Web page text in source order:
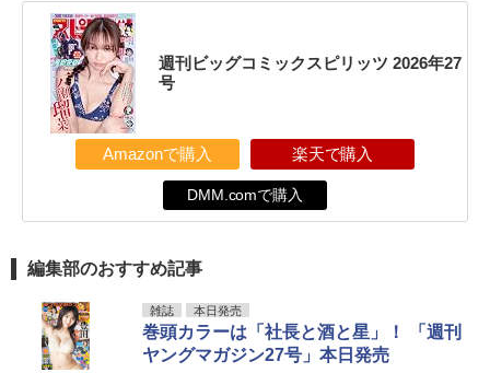
週刊ビッグコミックスピリッツ 2026年27
号
Amazonで購入 楽天で購入
DMM.comで購入
編集部のおすすめ記事
雑誌 本日発売
巻頭カラーは「社長と酒と星」！ 「週刊
ヤングマガジン27号」本日発売